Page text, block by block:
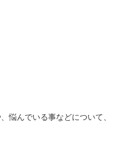
悩んでいる事などについて、